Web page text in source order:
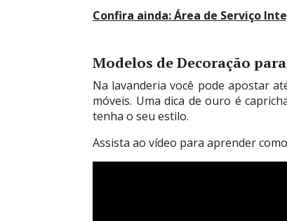
Confira ainda:Área de Serviço
Modelos de Decoração
Na lavanderia você pode apostar
móveis. Uma dica de ouro é
tenha o seu estilo.
Assista ao vídeo para aprender